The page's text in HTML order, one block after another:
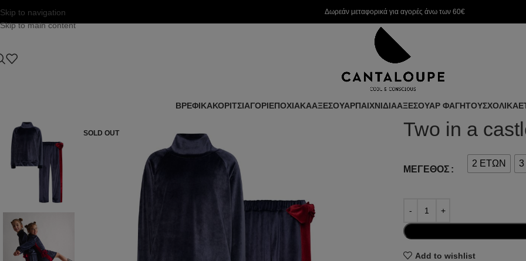
Skip to navigation
Skip to main content
Δωρεάν μεταφορικά για αγορές άνω των 60€
ΒΡΕΦΙΚΑΚΟΡΙΤΣΙΑΓΟΡΙΕΠΟΧΙΑΚΑΑΞΕΣΟΥΑΡΠΑΙΧΝΙΔΙΑΑΞΕΣΟΥΑΡ ΦΑΓΗΤΟΥΣΧΟΛΙΚΑ
SOLD OUT Two in a
ΜΈΓΕΘΟΣ
2 ΕΤΩΝ
Add to wishlist